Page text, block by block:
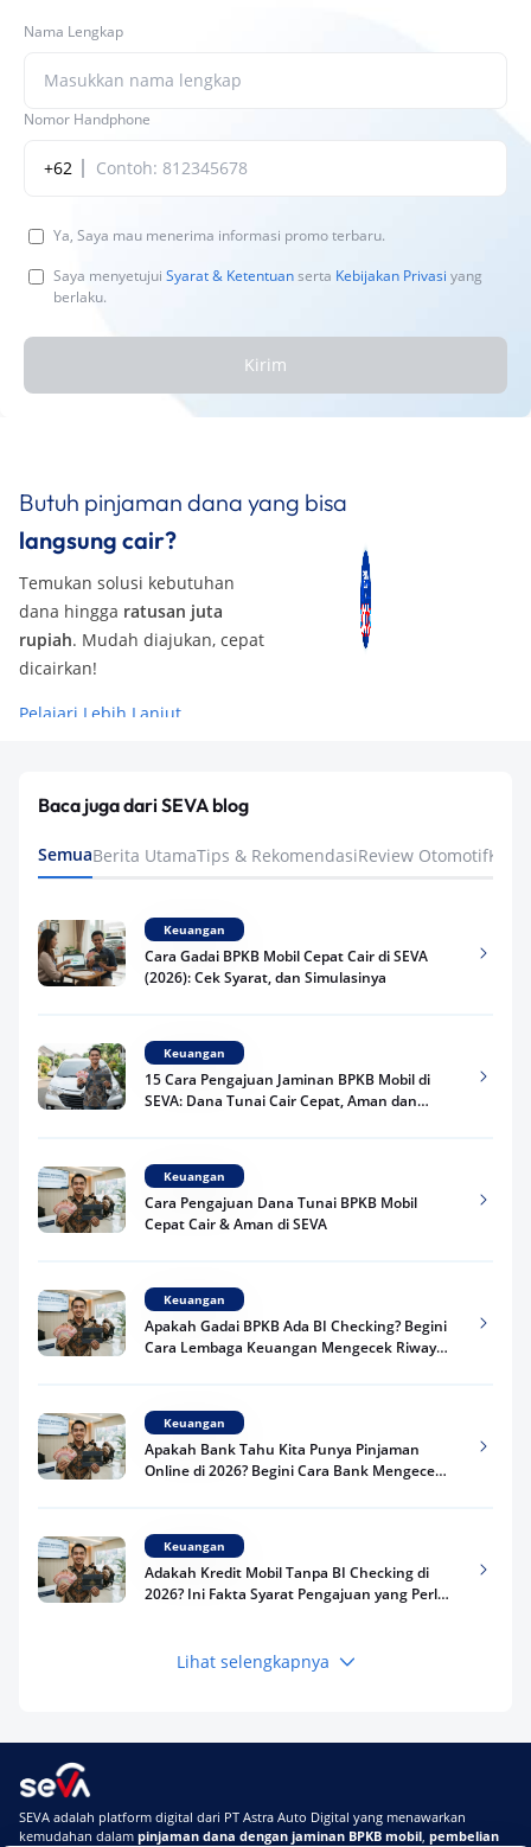
Nama Lengkap
Nomor Handphone
+62
Ya, Saya mau menerima informasi promo terbaru.
Saya menyetujui Syarat & Ketentuanserta Kebijakan Privasi yang
berlaku.
Kirim
Butuh pinjaman dana yang bisa
langsung cair?
Temukan solusi kebutuhan
dana hingga ratusan juta
rupiah. Mudah diajukan, cepat
dicairkan!
Pelajari Lebih Lanjut
Baca juga dari SEVA blog
SemuaBerita UtamaTips & RekomendasiReview Otomotif
Keuangan
Cara Gadai BPKB Mobil Cepat Cair di SEVA
(2026): Cek Syarat, dan Simulasinya
Keuangan
15 Cara Pengajuan Jaminan BPKB Mobil di
SEVA: Dana Tunai Cair Cepat, Aman dan
Keuangan
Cara Pengajuan Dana Tunai BPKB Mobil
Cepat Cair & Aman di SEVA
Keuangan
Apakah Gadai BPKB Ada BI Checking? Begini
Cara Lembaga Keuangan Mengecek Riwayat
Keuangan
Apakah Bank Tahu Kita Punya Pinjaman
Online di 2026? Begini Cara Bank Mengecek
Keuangan
Adakah Kredit Mobil Tanpa BI Checking di
2026? Ini Fakta Syarat Pengajuan yang Perlu
Keuangan
Terpercaya
Telat Bayar Pinjol 2 Hari, Apakah Langsung
Masuk BI Checking? Simak Peraturan
Lihat selengkapnya
SEVA adalah platform digital dari PT Astra Auto Digital yang menawarkan
kemudahan dalam pinjaman dana dengan jaminan BPKB mobil pembelian